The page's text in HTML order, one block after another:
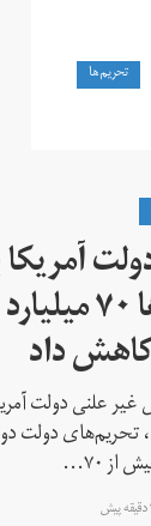
تحریم‌ها
تحریم‌ها
داد
علنی دولت
تحریم‌های دولت